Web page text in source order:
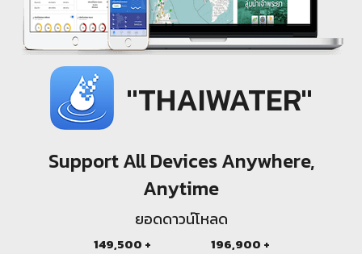
"THAIWATER"
Support All Devices Anywhere,
Anytime
ยอดดาวน์โหลด
149,500 + 196,900 +